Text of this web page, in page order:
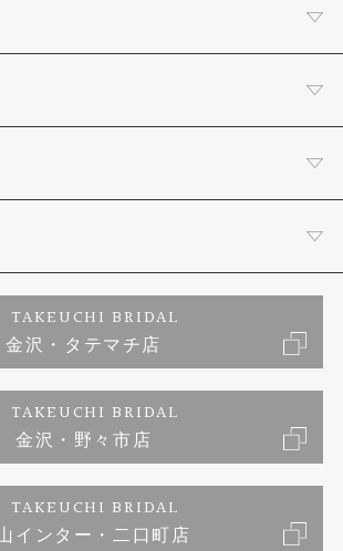
ム
りペアリング
り結婚指輪 and 婚約指輪
ー
TAKEUCHI BRIDAL
金沢・タテマチ店
TAKEUCHI BRIDAL
金沢・野々市店
TAKEUCHI BRIDAL
インター・二口町店